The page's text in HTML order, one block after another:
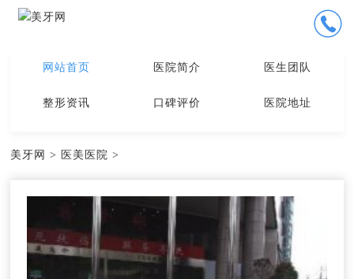
网站首页 医院简介 医生团队
整形资讯 口碑评价 医院地址
美牙网 > 医美医院 >